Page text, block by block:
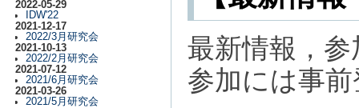
2022-05-29
IDW'22
2021-12-17
2022/3月研究会
2021-10-13
2022/2月研究会
2021-07-12
2021/6月研究会
2021-03-26
2021/5月研究会
最新情報，
参加には事